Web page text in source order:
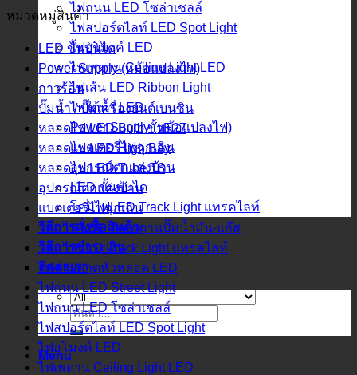
ไฟถนน LED โซล่าเชลล์
ไฟสปอร์ตไลท์ LED Spot Light
ไฟอุโมงค์ LED
ไฟเพดาน Ceiling Light LED
ไฟเส้น LED Ribbon Light
ไฟใต้น้ำ LED
Power Supply (หม้อแปลงไฟ)
แบตเตอรี่ไฟฉุกเฉิน
อุปกรณ์ตกแต่งบ้าน
LED ขั้นบันได
โคมไฟLED Track Light แทรคไลท์
วิธีการสั่งซื้อสินค้า
วิธีการชำระเงิน
ติดต่อเรา
ค้นหา:
Menu
หมวดหมู่สินค้า
LED ขั้นบันได
Power Supply (หม้อแปลงไฟ)
กาวร้อน
ปั๊มน้ำ / ปั๊มเครื่องยนต์เบนซิน
หลอดไฟ LED Bulb ขั้วE27
หลอดไฟ LED High Bay
หลอดไฟ LED Tube T8
อุปกรณ์ตกแต่งบ้าน
แบตเตอรี่ไฟฉุกเฉิน
โคมไฟ LED ติดเพดานปั๊มน้ำมัน-แก๊ส
โคมไฟLED Track Light แทรคไลท์
ไฟฉายคาดหัวหลอด LED
ไฟถนน LED Street Light
ไฟถนน LED โซล่าเชลล์
ไฟสปอร์ตไลท์ LED Spot Light
ไฟอุโมงค์ LED
ไฟเพดาน Ceiling Light LED